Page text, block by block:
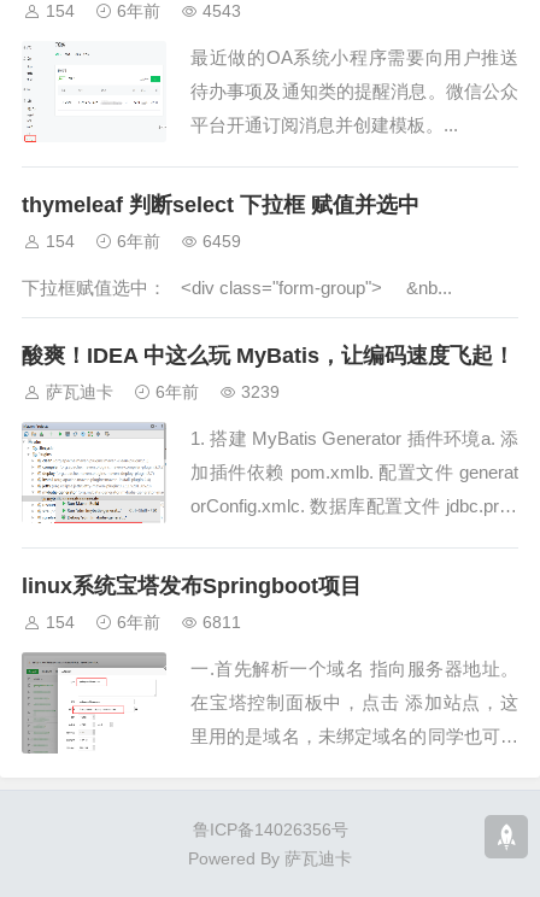
154 6年前 4543
最近做的OA系统小程序需要向用户推送
待办事项及通知类的提醒消息。微信公众
平台开通订阅消息并创建模板。...
thymeleaf 判断select 下拉框 赋值并选中
154 6年前 6459
下拉框赋值选中： <div class="form-group"> &nb...
酸爽！IDEA 中这么玩 MyBatis，让编码速度飞起！
萨瓦迪卡 6年前 3239
1. 搭建 MyBatis Generator 插件环境a. 添
加插件依赖 pom.xmlb. 配置文件 generat
orConfig.xmlc. 数据库配置文件 jdbc.prop
linux系统宝塔发布Springboot项目
154 6年前 6811
一.首先解析一个域名 指向服务器地址。
在宝塔控制面板中，点击 添加站点，这
里用的是域名，未绑定域名的同学也可以
鲁ICP备14026356号
Powered By 萨瓦迪卡